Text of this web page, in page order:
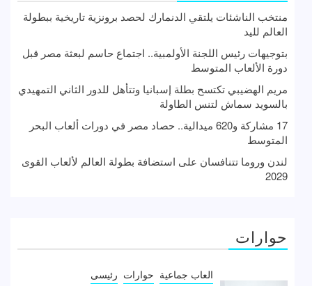
منتخب الناشئات يلتقي الدنمارك لحصد برونزية تاريخية ببطولة
العالم لليد
بتوجيهات رئيس اللجنة الأولمبية.. اجتماع حاسم لبعثة مصر قبل
دورة الألعاب المتوسط
مريم الهضيبي تكتسح بطلة إسبانيا وتتأهل للدور الثاني التمهيدي
بالسويد سماش لتنس الطاولة
17 مشاركة و620 ميدالية.. حصاد مصر في دورات ألعاب البحر
المتوسط
لندن وروما تتنافسان على استضافة بطولة العالم لألعاب القوى
2029
حوارات
العاب جماعية حوارات رئيسى